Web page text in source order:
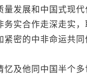
量发展和中国式现
务实合作走深走实
密的中非命运共同
及他同中国半个多